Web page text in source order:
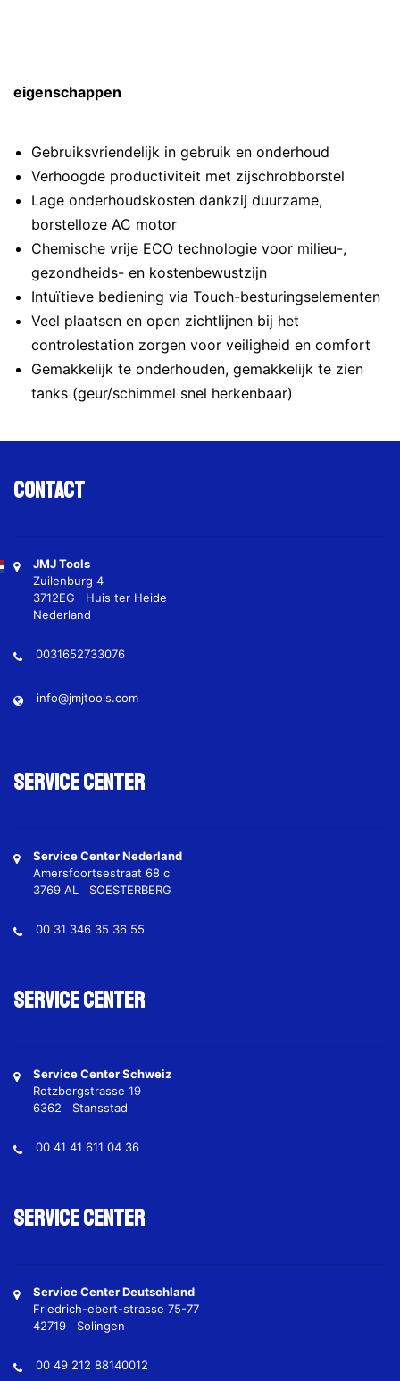
eigenschappen
Gebruiksvriendelijk in gebruik en onderhoud
Verhoogde productiviteit met zijschrobborstel
Lage onderhoudskosten dankzij duurzame,
borstelloze AC motor
Chemische vrije ECO technologie voor milieu-,
gezondheids- en kostenbewustzijn
Intuïtieve bediening via Touch-besturingselementen
Veel plaatsen en open zichtlijnen bij het
controlestation zorgen voor veiligheid en comfort
Gemakkelijk te onderhouden, gemakkelijk te zien
tanks (geur/schimmel snel herkenbaar)
Contact
JMJ Tools
Zuilenburg 4
3712EG Huis ter Heide
Nederland
0031652733076
info@jmjtools.com
Service Center
Service Center Nederland
Amersfoortsestraat 68 c
3769 AL SOESTERBERG
00 31 346 35 36 55
Service Center
Service Center Schweiz
Rotzbergstrasse 19
6362 Stansstad
00 41 41 611 04 36
Service Center
Service Center Deutschland
Friedrich-ebert-strasse 75-77
42719 Solingen
00 49 212 88140012